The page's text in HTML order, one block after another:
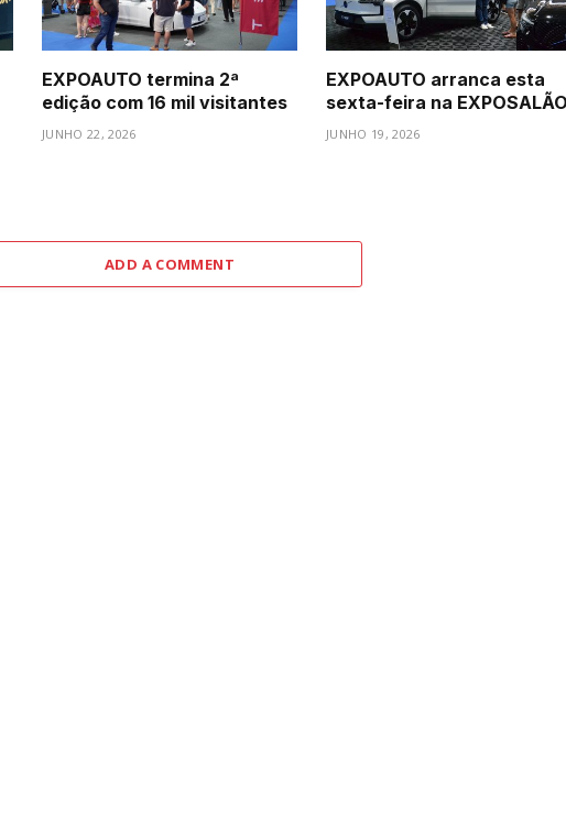
EXPOAUTO termina 2ª
edição com 16 mil visitantes
JUNHO 22, 2026
EXPOAUTO arranca esta
sexta-feira na EXPOSALÃO
JUNHO 19, 2026
ADD A COMMENT